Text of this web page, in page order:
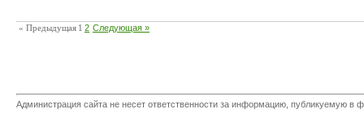
« Предыдущая 1 2 Следующая »
Администрация сайта не несет ответственности за информацию, публикуемую